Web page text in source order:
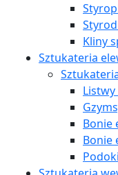
Kliny
Sztukateria
Bonie
Bonie